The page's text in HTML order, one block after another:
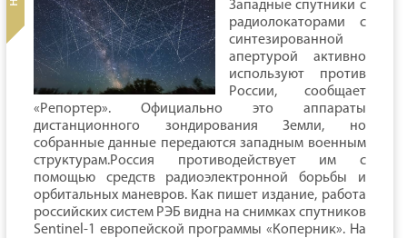
Западные спутники с
радиолокаторами с
синтезированной
апертурой активно
используют против
России, сообщает
«Репортер». Официально это аппараты
дистанционного зондирования Земли, но
собранные данные передаются западным военным
структурам.Россия противодействует им с
помощью средств радиоэлектронной борьбы и
орбитальных маневров. Как пишет издание, работа
российских систем РЭБ видна на снимках спутников
Sentinel-1 европейской программы «Коперник». На